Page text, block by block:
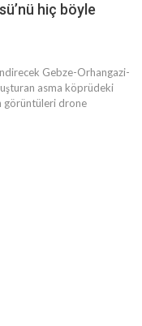
hiç böyle
Gebze-Orhangazi-
asma köprüdeki
görüntüleri drone